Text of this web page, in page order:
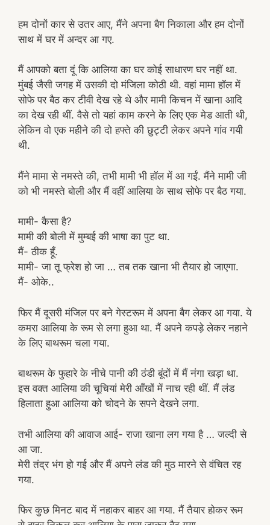
हम दोनों कार से उतर आए, मैंने अपना बैग निकाला और हम दोनों
साथ में घर में अन्दर आ गए.
मैं आपको बता दूं कि आलिया का घर कोई साधारण घर नहीं था.
मुंबई जैसी जगह में उसकी दो मंजिला कोठी थी. वहां मामा हॉल में
सोफे पर बैठ कर टीवी देख रहे थे और मामी किचन में खाना आदि
का देख रही थीं. वैसे तो यहां काम करने के लिए एक मेड आती थी,
लेकिन वो एक महीने की दो हफ्ते की छुट्टी लेकर अपने गांव गयी
थी.
मैंने मामा से नमस्ते की, तभी मामी भी हॉल में आ गईं. मैंने मामी जी
को भी नमस्ते बोली और मैं वहीं आलिया के साथ सोफे पर बैठ गया.
मामी- कैसा है?
मामी की बोली में मुम्बई की भाषा का पुट था.
मैं- ठीक हूँ.
मामी- जा तू फ्रेश हो जा … तब तक खाना भी तैयार हो जाएगा.
मैं- ओके..
फिर मैं दूसरी मंजिल पर बने गेस्टरूम में अपना बैग लेकर आ गया. ये
कमरा आलिया के रूम से लगा हुआ था. मैं अपने कपड़े लेकर नहाने
के लिए बाथरूम चला गया.
बाथरूम के फुहारे के नीचे पानी की ठंडी बूंदों में मैं नंगा खड़ा था.
इस वक्त आलिया की चूचियां मेरी आँखों में नाच रही थीं. मैं लंड
हिलाता हुआ आलिया को चोदने के सपने देखने लगा.
तभी आलिया की आवाज आई- राजा खाना लग गया है … जल्दी से
आ जा.
मेरी तंद्र भंग हो गई और मैं अपने लंड की मुठ मारने से वंचित रह
गया.
फिर कुछ मिनट बाद में नहाकर बाहर आ गया. मैं तैयार होकर रूम